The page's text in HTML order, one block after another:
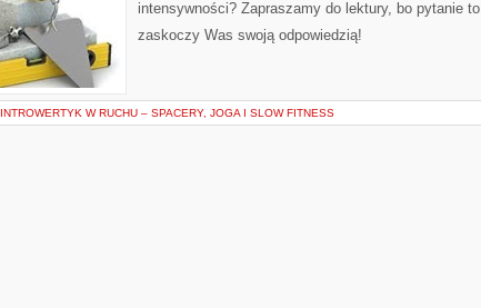
intensywności? Zapraszamy do lektury, bo pytanie to
zaskoczy Was swoją odpowiedzią!
INTROWERTYK W RUCHU – SPACERY, JOGA I SLOW FITNESS